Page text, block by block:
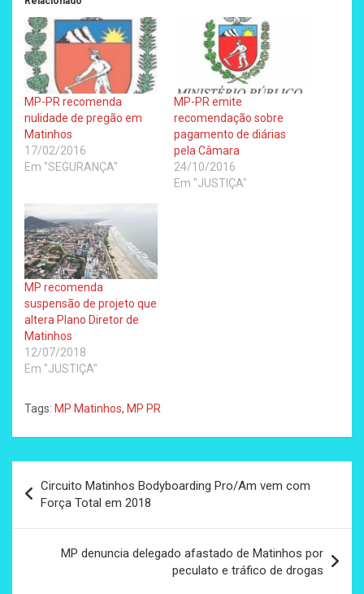
MP-PR recomenda
nulidade de pregão em
Matinhos
17/02/2016
Em "SEGURANÇA"
MP-PR emite
recomendação sobre
pagamento de diárias
pela Câmara
24/10/2016
Em "JUSTIÇA"
MP recomenda
suspensão de projeto que
altera Plano Diretor de
Matinhos
12/07/2018
Em "JUSTIÇA"
Tags: MP Matinhos, MP PR
de
Post
Circuito Matinhos Bodyboarding Pro/Am vem com
Força Total em 2018
MP denuncia delegado afastado de Matinhos por
peculato e tráfico de drogas